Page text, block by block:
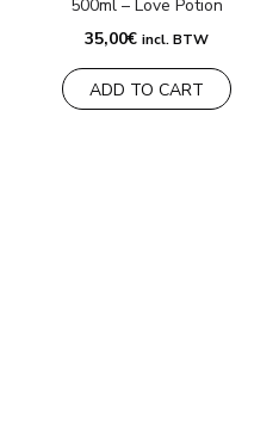
500ml – Love Potion
35,00€ incl. BTW
ADD TO CART